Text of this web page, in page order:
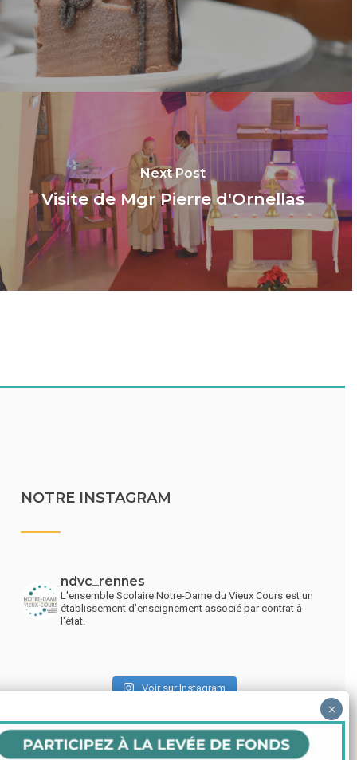
Next Post
Visite de Mgr Pierre d'Ornellas
NOTRE INSTAGRAM
ndvc_rennes
L'ensemble Scolaire Notre-Dame du Vieux Cours est un
établissement d'enseignement associé par contrat à
l'état.
Voir sur Instagram